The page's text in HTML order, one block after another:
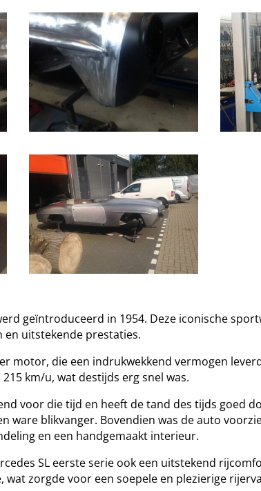
geïntroduceerd in 1954. Deze iconische
en uitstekende prestaties.
motor, die een indrukwekkend vermogen
km/u, wat destijds erg snel was.
voor die tijd en heeft de tand des tijds goed
ware blikvanger. Bovendien was de auto
en een handgemaakt interieur.
SL eerste serie ook een uitstekend
zorgde voor een soepele en plezierige